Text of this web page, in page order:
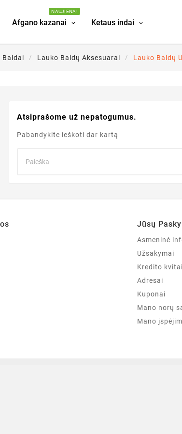
Afgano kazanai
NAUJIENA!
Ketaus indai
Baldai Lauko Baldų Aksesuarai Lauko Baldų
Atsiprašome už nepatogumus.
Pabandykite ieškoti dar kartą
Jūsų
Asmeninė
Užsakymai
Kredito kvitai
Adresai
Kuponai
Mano norų
Mano